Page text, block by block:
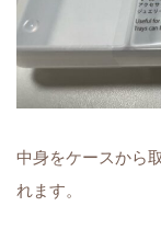
中身をケースから
れます。